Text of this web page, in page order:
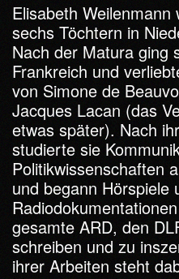
Elisabeth
sechs Töchtern in
Nach der Matura ging
Frankreich und
von Simone de
Jacques Lacan (das
etwas später). Nach
studierte sie
Politikwissenschaften
und begann Hörspiele
gesamte ARD, den
schreiben und zu
ihrer Arbeiten steht